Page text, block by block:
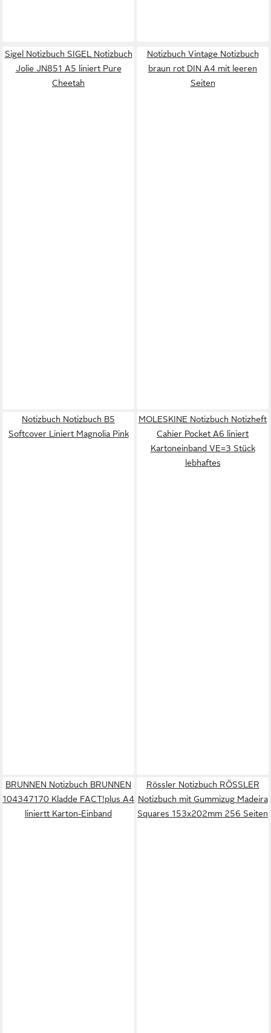
Sigel Notizbuch SIGEL Notizbuch
Jolie JN851 A5 liniert Pure
Cheetah
Notizbuch Vintage Notizbuch
braun rot DIN A4 mit leeren
Seiten
Notizbuch Notizbuch B5
Softcover Liniert Magnolia Pink
MOLESKINE Notizbuch Notizheft
Cahier Pocket A6 liniert
Kartoneinband VE=3 Stück
lebhaftes
BRUNNEN Notizbuch BRUNNEN
104347170 Kladde FACT!plus A4
liniertt Karton-Einband
Rössler Notizbuch RÖSSLER
Notizbuch mit Gummizug Madeira
Squares 153x202mm 256 Seiten